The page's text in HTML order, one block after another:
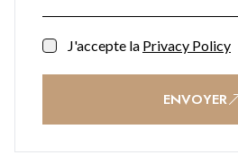
J'accepte la Privacy Policy
ENVOYER